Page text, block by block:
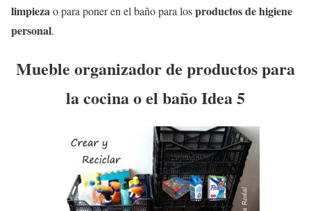
limpiezao para poner en el baño para losproductos de higiene
personal.
Mueble organizador de productos para
la cocina o el baño Idea 5